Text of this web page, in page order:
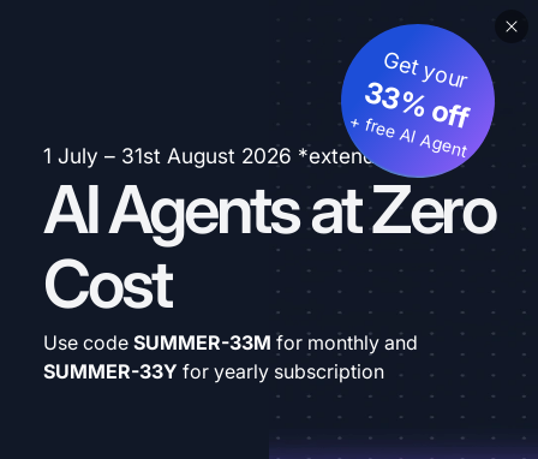
1 July – 31st August 2026 *extended
AI Agents at Zero
Cost
Get your
33% off
+ free AI Agent
Use code SUMMER-33M for monthly and
SUMMER-33Y for yearly subscription